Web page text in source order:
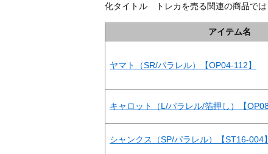
化タイトル トレカを売る関連の商品では
アイテム名
ヤマト（SR/パラレル）【OP04-112】
キャロット（L/パラレル/箔押し）【
シャンクス（SP/パラレル）【ST16-004】